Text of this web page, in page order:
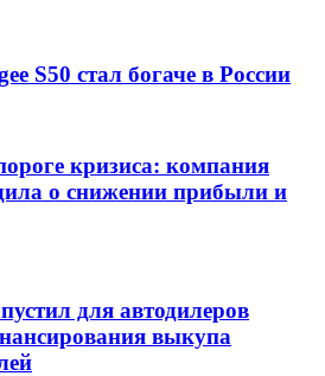
S50 стал богаче в России
кризиса: компания
о снижении прибыли и
для автодилеров
выкупа